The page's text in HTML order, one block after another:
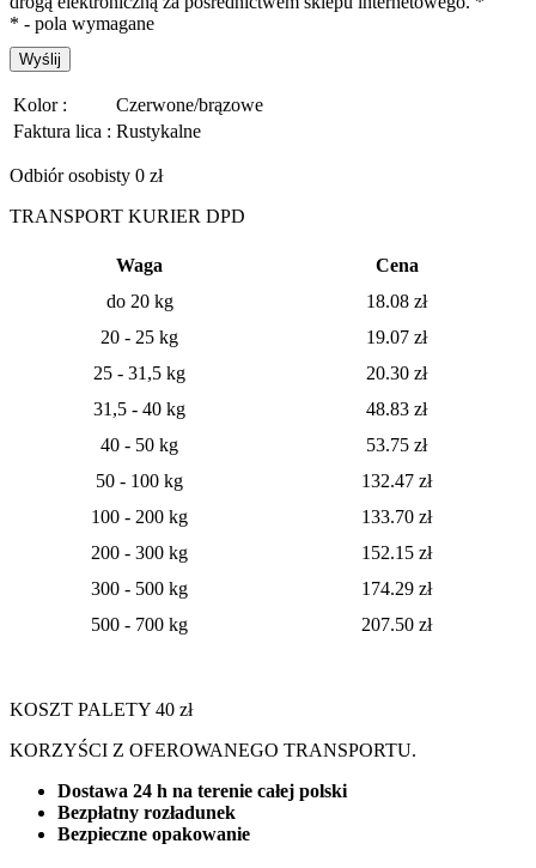
* - pola wymagane
Wyślij
Kolor :
Czerwone/brązowe
Faktura lica : Rustykalne
Odbiór osobisty 0 zł
TRANSPORT KURIER DPD
Waga
Cena
do 20 kg
18.08 zł
20 - 25 kg
19.07 zł
25 - 31,5 kg
20.30 zł
31,5 - 40 kg
48.83 zł
40 - 50 kg
53.75 zł
50 - 100 kg
132.47 zł
100 - 200 kg
133.70 zł
200 - 300 kg
152.15 zł
300 - 500 kg
174.29 zł
500 - 700 kg
207.50 zł
KOSZT PALETY 40 zł
KORZYŚCI Z OFEROWANEGO TRANSPORTU.
Dostawa 24 h na terenie całej polski
Bezpłatny rozładunek
Bezpieczne opakowanie